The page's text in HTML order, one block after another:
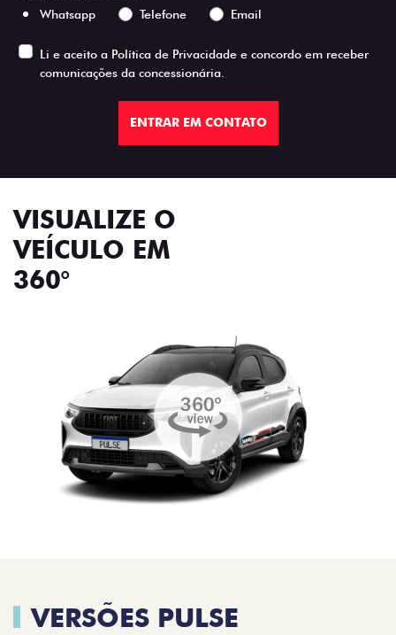
Whatsapp
Telefone Email
Li e aceito a Política de Privacidade e concordo em receber
comunicações da concessionária.
ENTRAR EM CONTATO
VISUALIZE O
VEÍCULO EM
360°
VERSÕES PULSE